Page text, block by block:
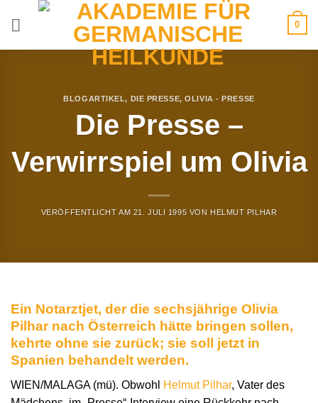
0
BLOGARTIKEL, DIE PRESSE,OLIVIA - PRESSE
Die Presse –
Verwirrspiel um Olivia
VERÖFFENTLICHT AM 21. JULI 1995 VON HELMUT PILHAR
Ein Notarztjet, der die sechsjährige Olivia
Pilhar nach Österreich hätte bringen sollen,
kehrte ohne sie zurück; sie soll jetzt in
Spanien behandelt werden.
WIEN/MALAGA (mü). Obwohl Helmut Pilhar, Vater des